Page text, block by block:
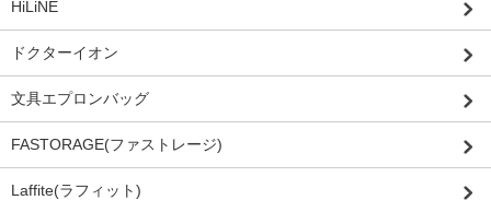
HiLiNE
ドクターイオン
文具エプロンバッグ
FASTORAGE(ファストレージ)
Laffite(ラフィット)